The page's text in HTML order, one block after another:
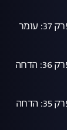
האח הגדול, עונה 8, פרק 37: עומר
האח הגדול, עונה 8, פרק 36: הדחה
האח הגדול, עונה 8, פרק 35: הדחה